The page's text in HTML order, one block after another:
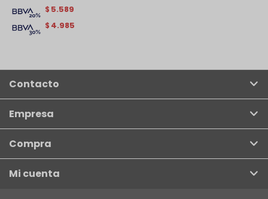
$ 4.985
$ 5.589
Contacto
Empresa
Compra
Mi cuenta